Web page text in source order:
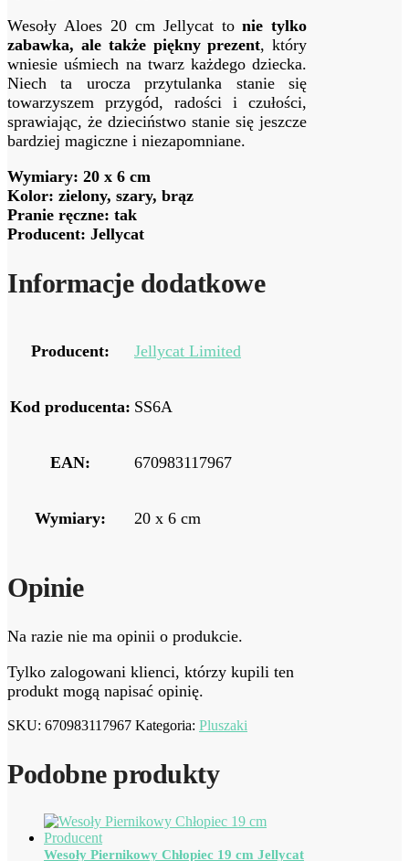
Wesoły Aloes 20 cm Jellycat tonie tylko
zabawka, ale także piękny prezent, który
wniesie uśmiech na twarz każdego dziecka.
Niech ta urocza przytulanka stanie się
towarzyszem przygód, radości i czułości,
sprawiając, że dzieciństwo stanie się jeszcze
bardziej magiczne i niezapomniane.
Wymiary: 20 x 6 cm
Kolor: zielony, szary, brąz
Pranie ręczne: tak
Producent: Jellycat
Informacje dodatkowe
Producent: Jellycat Limited
Kod producenta: SS6A
EAN: 670983117967
Wymiary: 20 x 6 cm
Opinie
Na razie nie ma opinii o produkcie.
Tylko zalogowani klienci, którzy kupili ten
produkt mogą napisać opinię.
SKU: 670983117967 Kategoria: Pluszaki
Podobne produkty
Wesoły Piernikowy Chłopiec 19 cm Jellycat